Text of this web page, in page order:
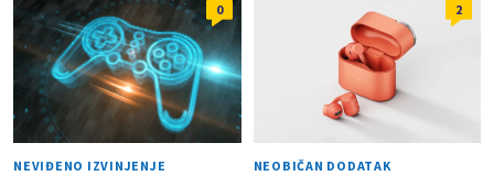
0
NEVIĐENO IZVINJENJE
2
NEOBIČAN DODATAK